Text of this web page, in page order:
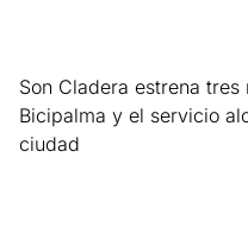
Son Cladera estrena
Bicipalma y el servicio
ciudad